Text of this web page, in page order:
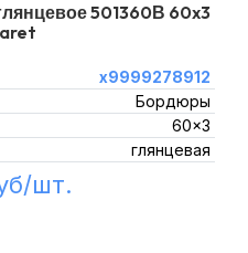
501360В 60x3
х9999278912
Бордюры
60x3
глянцевая
шт.